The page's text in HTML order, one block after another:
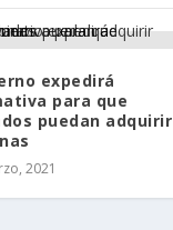
expedirá
para que
puedan adquirir
2021